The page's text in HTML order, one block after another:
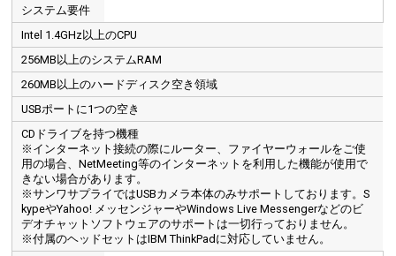
システム要件
Intel 1.4GHz以上のCPU
256MB以上のシステムRAM
260MB以上のハードディスク空き領域
USBポートに1つの空き
CDドライブを持つ機種
※インターネット接続の際にルーター、ファイヤーウォールをご使
用の場合、NetMeeting等のインターネットを利用した機能が使用で
きない場合があります。
※サンワサプライではUSBカメラ本体のみサポートしております。S
kypeやYahoo! メッセンジャーやWindows Live Messengerなどのビ
デオチャットソフトウェアのサポートは一切行っておりません。
※付属のヘッドセットはIBM ThinkPadに対応していません。